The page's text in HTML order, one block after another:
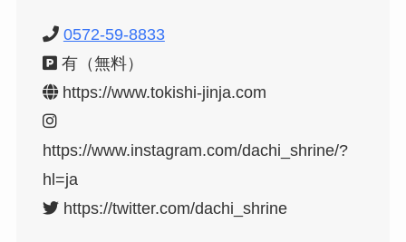
0572-59-8833
有（無料）
https://www.tokishi-jinja.com
https://www.instagram.com/dachi_shrine/?
hl=ja
https://twitter.com/dachi_shrine